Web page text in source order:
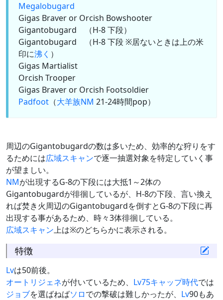
Megalobugard
Gigas Braver or Orcish Bowshooter
Gigantobugard （H-8 下段）
Gigantobugard （H-8 下段 ※居ないときは上の米
印に沸く ）
Gigas Martialist
Orcish Trooper
Gigas Braver or Orcish Footsoldier
Padfoot （大羊族NM 21-24時間pop）
周辺のGigantobugardの数は多いため、効率的な狩りをす
るためには広域スキャンで逐一抽選対象を特定していく事
が望ましい。
NMが出現するG-8の下段には大抵1～2体の
Gigantobugardが徘徊しているが、H-8の下段、言い換え
れば焚き火周辺のGigantobugardを倒すとG-8の下段に再
出現する事があるため、時々3体徘徊している。
広域スキャン上は※のどちらかに表示される。
特徴
Lvは50前後。
オートリジェネが付いているため、 Lv75キャップ時代では
ジョブを選ばねばソロでの撃破は難しかったが、 Lv90もあ